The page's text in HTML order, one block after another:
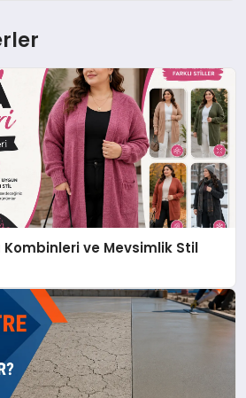
Kombinleri ve Mevsimlik Stil